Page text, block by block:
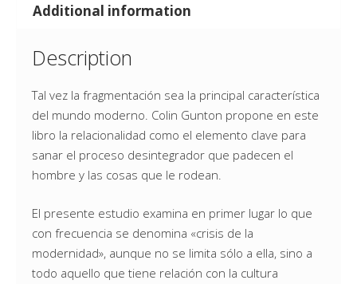
Additional information
Description
Tal vez la fragmentación sea la principal característica
del mundo moderno. Colin Gunton propone en este
libro la relacionalidad como el elemento clave para
sanar el proceso desintegrador que padecen el
hombre y las cosas que le rodean.
El presente estudio examina en primer lugar lo que
con frecuencia se denomina «crisis de la
modernidad», aunque no se limita sólo a ella, sino a
todo aquello que tiene relación con la cultura